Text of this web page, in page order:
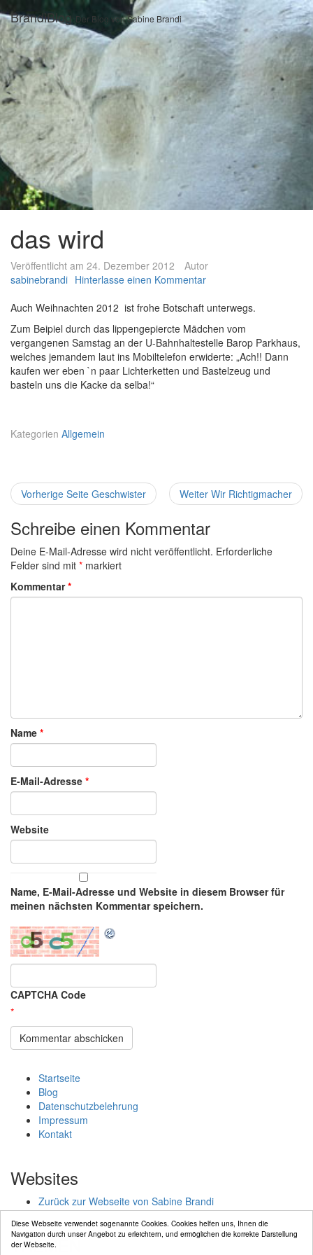
Inhalt
springen
BrandiBlog Der Blog von Sabine Brandi
das wird
Veröffentlicht am 24. Dezember 2012
Autor
sabinebrandi Hinterlasse einen Kommentar
Auch Weihnachten 2012 ist frohe Botschaft unterwegs.
Zum Beipiel durch das lippengepiercte Mädchen vom
vergangenen Samstag an der U-Bahnhaltestelle Barop Parkhaus,
welches jemandem laut ins Mobiltelefon erwiderte: „Ach!! Dann
kaufen wer eben `n paar Lichterketten und Bastelzeug und
basteln uns die Kacke da selba!“
Kategorien Allgemein
Beitragsnavigation
Vorherige Seite Previous
post:
Geschwister Weiter Next
post:
Wir Richtigmacher
Schreibe einen Kommentar
Deine E-Mail-Adresse wird nicht veröffentlicht. Erforderliche
Felder sind mit * markiert
Kommentar*
Name *
E-Mail-Adresse *
Website
Name, E-Mail-Adresse und Website in diesem Browser für
meinen nächsten Kommentar speichern.
CAPTCHA Code
*
Startseite
Blog
Datenschutzbelehrung
Impressum
Kontakt
Websites
Zurück zur Webseite von Sabine Brandi
THEMEN
Diese Webseite verwendet sogenannte Cookies. Cookies helfen uns, Ihnen die
Navigation durch unser Angebot zu erleichtern, und ermöglichen die korrekte Darstellung
der Webseite.